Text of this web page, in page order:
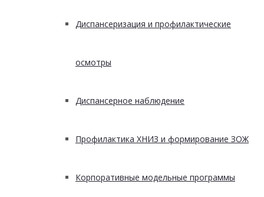
Диспансеризация и профилактические
осмотры
Диспансерное наблюдение
Профилактика ХНИЗ и формирование ЗОЖ
Корпоративные модельные программы